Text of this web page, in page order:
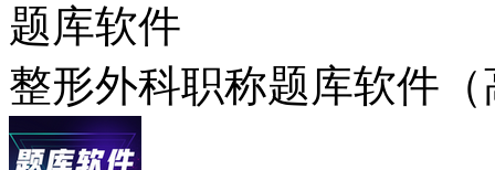
题库软件
整形外科职称题库软件（